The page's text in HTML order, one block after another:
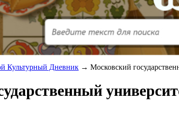
Культурный Дневник → Московский